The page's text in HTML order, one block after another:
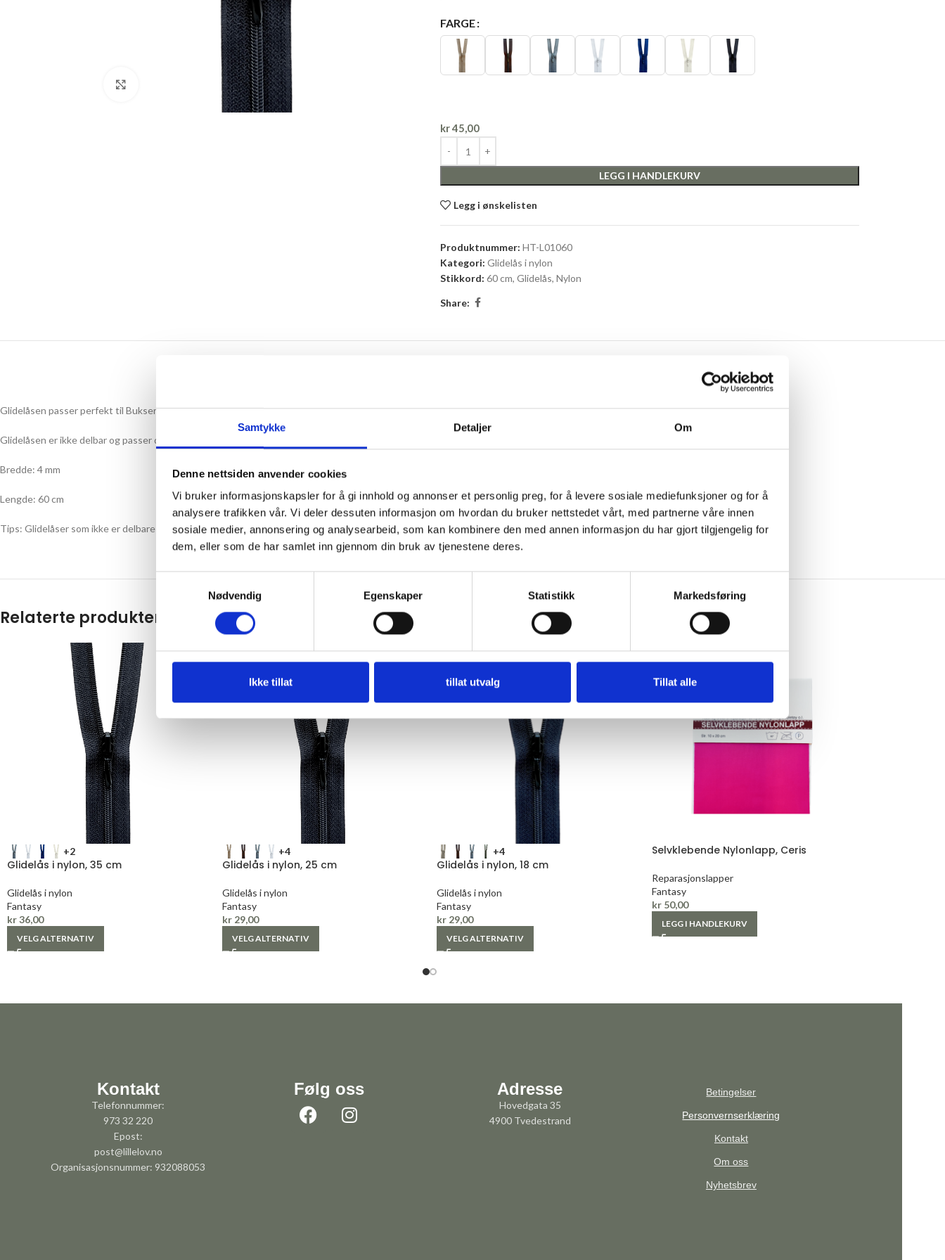
Samtykke Detaljer Om
Denne nettsiden anvender cookies
Vi bruker informasjonskapsler for å gi innhold og annonser et personlig preg, for å levere sosiale mediefunksjoner og for å
analysere trafikken vår. Vi deler dessuten informasjon om hvordan du bruker nettstedet vårt, med partnerne våre innen
sosiale medier, annonsering og analysearbeid, som kan kombinere den med annen informasjon du har gjort tilgjengelig for
dem, eller som de har samlet inn gjennom din bruk av tjenestene deres.
Nødvendig
Egenskaper Statistikk Markedsføring
Ikke tillat tillat utvalg Tillat alle
FARGE
kr45,00
LEGG I HANDLEKURV
Legg i ønskelisten
Produktnummer: HT-L01060
Kategori: Glidelås i nylon
Stikkord: 60 cm, Glidelås, Nylon
Share:
Glidelåsen passer perfekt til Bukser, kjoler, lommebok ect
Glidelåsen er ikke delbar og passer derfor ikke til jakker.
Bredde: 4 mm
Lengde: 60 cm
Tips: Glidelåser som ikke er delbare eller som ikke trenger å være delbare kan klippes til og festes slik man ønsker. På den måten kan du få akkurat den lengden du ønsker.
Relaterte produkter
+2
Glidelås i nylon, 35 cm
Glidelås i nylon
Fantasy
kr36,00
VELG ALTERNATIV
+4
Glidelås i nylon, 25 cm
Glidelås i nylon
Fantasy
kr29,00
VELG ALTERNATIV
+4
Glidelås i nylon, 18 cm
Glidelås i nylon
Fantasy
kr 29,00
VELG ALTERNATIV
Selvklebende Nylonlapp, Ceris
Reparasjonslapper
Fantasy
kr50,00
LEGG I HANDLEKURV
Kontakt
Telefonnummer:
973 32 220
Epost:
post@lillelov.no
Organisasjonsnummer: 932088053
Følg oss Adresse
Hovedgata 35
4900 Tvedestrand
Betingelser
Personvernserklæring
Kontakt
Om oss
Nyhetsbrev